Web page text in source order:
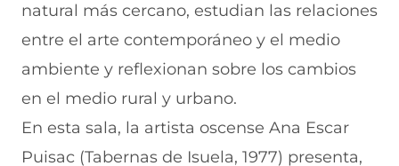
natural más cercano, estudian las relaciones
entre el arte contemporáneo y el medio
ambiente y reflexionan sobre los cambios
en el medio rural y urbano.
En esta sala, la artista oscense Ana Escar
Puisac (Tabernas de Isuela, 1977) presenta,